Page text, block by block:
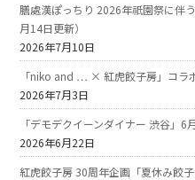
膳處漢ぽっちり 2026年祇園祭に伴
月14日更新）
2026年7月10日
「niko and … × 紅虎餃子房」コラ
2026年7月3日
「デモデクイーンダイナー 渋谷」6
2026年6月22日
紅虎餃子房 30周年企画「夏休み餃